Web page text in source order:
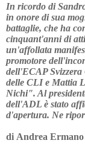
In ricordo di
in onore di sua
battaglie, che ha
cinquant'anni di
un'affollata
promotore
dell'ECAP
delle CLI e Mattia
Nichi". Al
dell'ADL è stato
d'apertura. Ne
di Andrea Ermano